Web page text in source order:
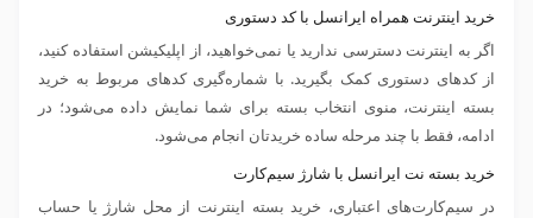
خرید اینترنت همراه ایرانسل با کد دستوری
اگر به اینترنت دسترسی ندارید یا نمی‌خواهید، از اپلیکیشن استفاده کنید،
از کدهای دستوری کمک بگیرید. با شماره‌گیری کدهای مربوط به خرید
بسته اینترنت، منوی انتخاب بسته برای شما نمایش داده می‌شود؛ در
ادامه، فقط با چند مرحله ساده خریدتان انجام می‌شود.
خرید بسته نت ایرانسل با شارژ سیم‌کارت
در سیم‌کارت‌های اعتباری، خرید بسته اینترنت از محل شارژ یا حساب